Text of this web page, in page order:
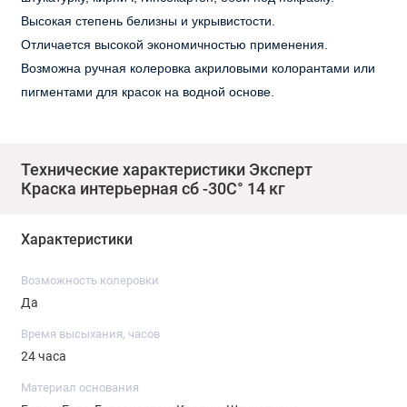
Высокая степень белизны и укрывистости.
Отличается высокой экономичностью применения.
Возможна ручная колеровка акриловыми колорантами или
пигментами для красок на водной основе.
1кг на 5-7 кв.м. Расход может изменяться в зависимости от
свойств поверхности.
Подготовка поверхности:
Непрочные старые покрытия необходимо удалить.
Окрашиваемые поверхности обработать акриловой
грунтовкой.
Перед нанесением тщательно перемешать. Наносить
Технические характеристики Эксперт
Краска интерьерная сб -30С° 14 кг
Характеристики
Возможность колеровки
Да
Время высыхания, часов
24 часа
Материал основания